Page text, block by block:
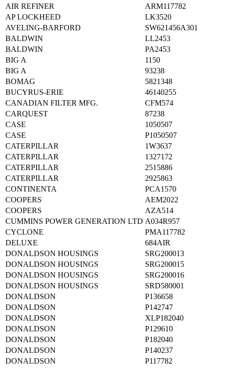
AIR REFINER
ARM117782
AP LOCKHEED
LK3520
AVELING-BARFORD
SW621456A301
BALDWIN
LL2453
BALDWIN
PA2453
BIG A
1150
BIG A
93238
BOMAG
5821348
BUCYRUS-ERIE
46140255
CANADIAN FILTER MFG.
CFM574
CARQUEST
87238
CASE
1050507
CASE
P1050507
CATERPILLAR
1W3637
CATERPILLAR
1327172
CATERPILLAR
2515886
CATERPILLAR
2925863
CONTINENTA
PCA1570
COOPERS
AEM2022
COOPERS
AZA514
CUMMINS POWER GENERATION LTD A034R957
CYCLONE
PMA117782
DELUXE
684AIR
DONALDSON HOUSINGS
SRG200013
DONALDSON HOUSINGS
SRG200015
DONALDSON HOUSINGS
SRG200016
DONALDSON HOUSINGS
SRD580001
DONALDSON
P136658
DONALDSON
P142747
DONALDSON
XLP182040
DONALDSON
P129610
DONALDSON
P182040
DONALDSON
P140237
DONALDSON
P117782